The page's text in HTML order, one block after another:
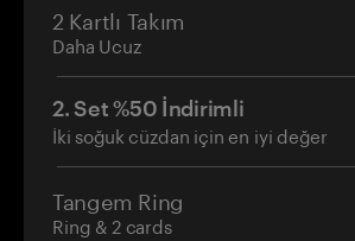
2 Kartlı Takım
Daha Ucuz
2. Set %50 İndirimli
İki soğuk cüzdan için en iyi değer
Tangem Ring
Ring & 2 cards